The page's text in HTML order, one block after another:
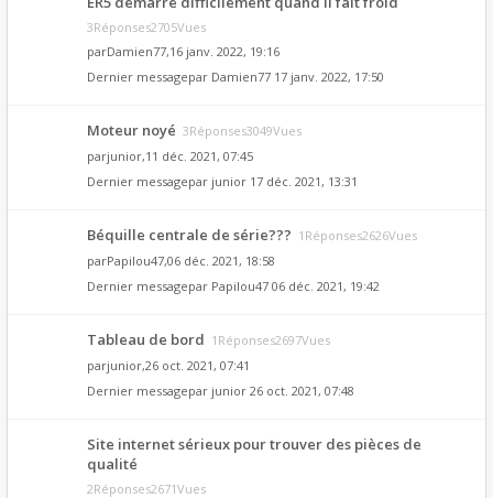
3Réponses2705Vues
parDamien77,16 janv. 2022, 19:16
Dernier messagepar Damien77 17 janv. 2022, 17:50
Moteur noyé 3Réponses3049Vues
parjunior,11 déc. 2021, 07:45
Dernier messagepar junior 17 déc. 2021, 13:31
Béquille centrale de série??? 1Réponses2626Vues
parPapilou47,06 déc. 2021, 18:58
Dernier messagepar Papilou47 06 déc. 2021, 19:42
Tableau de bord 1Réponses2697Vues
parjunior,26 oct. 2021, 07:41
Dernier messagepar junior 26 oct. 2021, 07:48
Site internet sérieux pour trouver des pièces de
qualité
2Réponses2671Vues